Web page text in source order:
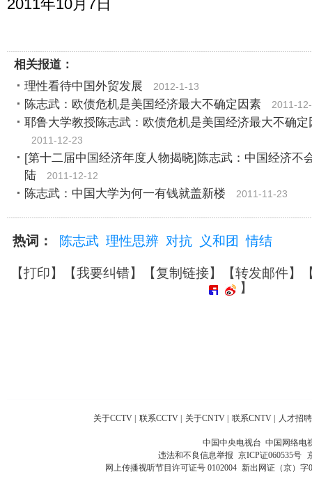
2011年10月7日
相关报道：
理性看待中国外贸发展
2012-1-13
陈志武：欧债危机是美国经济最大不确定因素 2011-
耶鲁大学教授陈志武：欧债危机是美国经济最大不确定
2011-12-23
[第十二届中国经济年度人物揭晓]陈志武：中国经济不
陆
2011-12-12
陈志武：中国大学为何一有钱就盖新楼 2011-11-23
热词： 陈志武 理性思辨 对抗 义和团 情结
【打印】【我要纠错】【复制链接】【转发邮件】
】
关于CCTV | 联系CCTV | 关于CNTV | 联系CNTV | 人才招聘
中国中央电视台 中国网络电
违法和不良信息举报 京ICP证060535号
网上传播视听节目许可证号 0102004 新出网证（京）